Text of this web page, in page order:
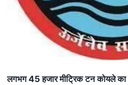
लगभग45 हजार मीट्रिक टन कोयले का